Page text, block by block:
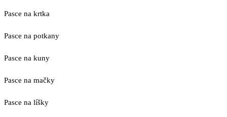
Pasce na krtka
Pasce na potkany
Pasce na kuny
Pasce na mačky
Pasce na líšky